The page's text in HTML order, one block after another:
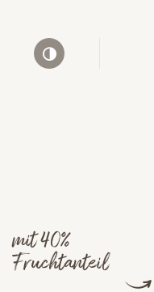
mit 40%
Fruchtanteil